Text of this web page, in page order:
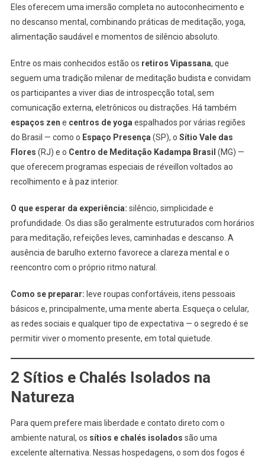
Eles oferecem uma imersão completa no autoconhecimento e
no descanso mental, combinando práticas de meditação, yoga,
alimentação saudável e momentos de silêncio absoluto.
Entre os mais conhecidos estão os retiros Vipassana, que
seguem uma tradição milenar de meditação budista e convidam
os participantes a viver dias de introspecção total, sem
comunicação externa, eletrônicos ou distrações. Há também
espaços zen e centros de yoga espalhados por várias regiões
do Brasil — como o Espaço Presença (SP), o Sítio Vale das
Flores (RJ) e o Centro de Meditação Kadampa Brasil (MG) —
que oferecem programas especiais de réveillon voltados ao
recolhimento e à paz interior.
O que esperar da experiência: silêncio, simplicidade e
profundidade. Os dias são geralmente estruturados com horários
para meditação, refeições leves, caminhadas e descanso. A
ausência de barulho externo favorece a clareza mental e o
reencontro com o próprio ritmo natural.
Como se preparar: leve roupas confortáveis, itens pessoais
básicos e, principalmente, uma mente aberta. Esqueça o celular,
as redes sociais e qualquer tipo de expectativa — o segredo é se
permitir viver o momento presente, em total quietude.
2 Sítios e Chalés Isolados na
Natureza
Para quem prefere mais liberdade e contato direto com o
ambiente natural, os sítios e chalés isolados são uma
excelente alternativa. Nessas hospedagens, o som dos fogos é